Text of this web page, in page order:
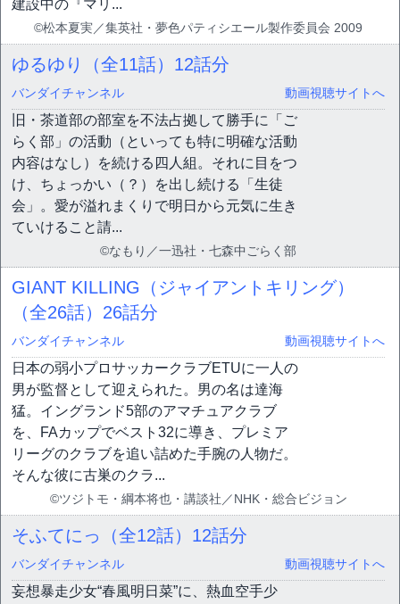
建設中の『マリ...
©松本夏実／集英社・夢色パティシエール製作委員会 2009
ゆるゆり（全11話） 12話分
バンダイチャンネル 動画視聴サイトへ
旧・茶道部の部室を不法占拠して勝手に「ご
らく部」の活動（といっても特に明確な活動
内容はなし）を続ける四人組。それに目をつ
け、ちょっかい（？）を出し続ける「生徒
会」。愛が溢れまくりで明日から元気に生き
ていけること請...
©なもり／一迅社・七森中ごらく部
GIANT KILLING（ジャイアントキリング）
（全26話） 26話分
バンダイチャンネル 動画視聴サイトへ
日本の弱小プロサッカークラブETUに一人の
男が監督として迎えられた。男の名は達海
猛。イングランド5部のアマチュアクラブ
を、FAカップでベスト32に導き、プレミア
リーグのクラブを追い詰めた手腕の人物だ。
そんな彼に古巣のクラ...
©ツジトモ・綱本将也・講談社／NHK・総合ビジョン
そふてにっ（全12話） 12話分
バンダイチャンネル 動画視聴サイトへ
妄想暴走少女“春風明日菜”に、熱血空手少